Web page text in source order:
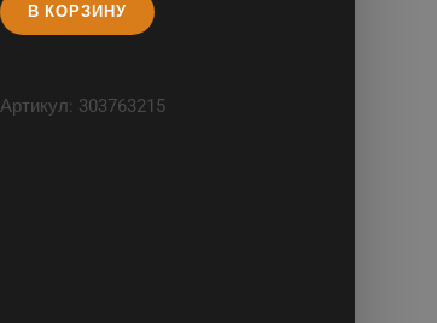
В КОРЗИНУ
Артикул: 303763215